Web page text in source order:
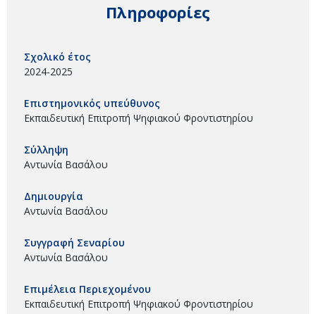
Πληροφορίες
Σχολικό έτος
2024-2025
Επιστημονικός υπεύθυνος
Εκπαιδευτική Επιτροπή Ψηφιακού Φροντιστηρίου
Σύλληψη
Αντωνία Βασάλου
Δημιουργία
Αντωνία Βασάλου
Συγγραφή Σεναρίου
Αντωνία Βασάλου
Επιμέλεια Περιεχομένου
Εκπαιδευτική Επιτροπή Ψηφιακού Φροντιστηρίου